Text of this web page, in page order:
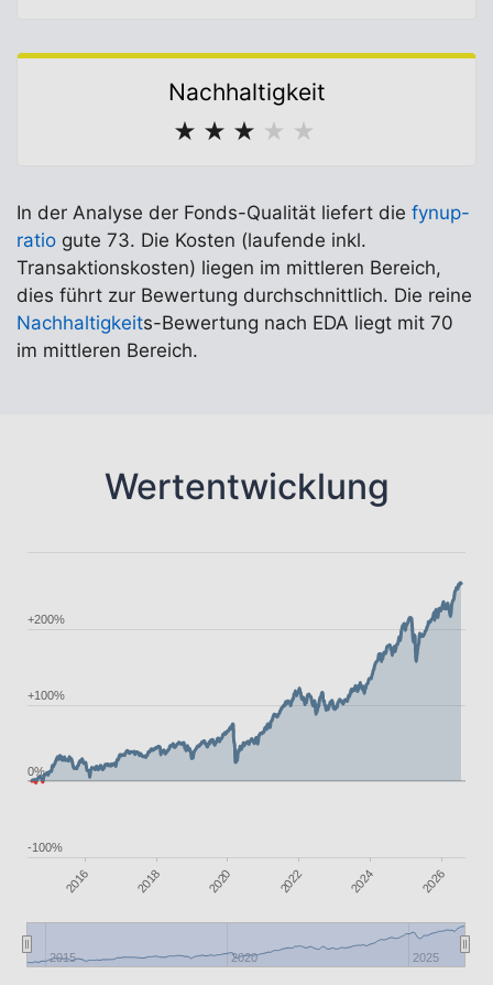
Nachhaltigkeit
★ ★ ★ ★ ★
In der Analyse der Fonds-Qualität liefert die fynup-
ratio gute 73. Die Kosten (laufende inkl.
Transaktionskosten) liegen im mittleren Bereich,
dies führt zur Bewertung durchschnittlich. Die reine
Nachhaltigkeits-Bewertung nach EDA liegt mit 70
im mittleren Bereich.
Wertentwicklung
2016 2018 2020 2022 2024 2026
2015 2020 2025
0%
+100%
+200%
-100%